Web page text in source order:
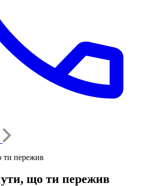
ти пережив
що ти пережив